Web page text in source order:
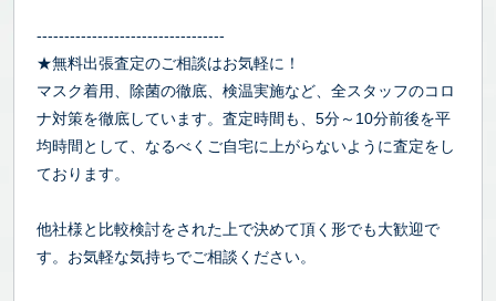
----------------------------------
★無料出張査定のご相談はお気軽に！
マスク着用、除菌の徹底、検温実施など、全スタッフのコロ
ナ対策を徹底しています。査定時間も、5分～10分前後を平
均時間として、なるべくご自宅に上がらないように査定をし
ております。
他社様と比較検討をされた上で決めて頂く形でも大歓迎で
す。お気軽な気持ちでご相談ください。